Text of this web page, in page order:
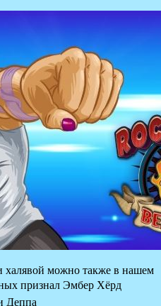
халявой можно также в нашем
признал Эмбер Хёрд
Деппа